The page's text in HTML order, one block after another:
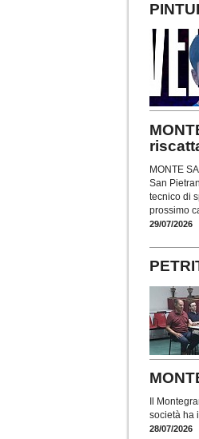
MONTE
San
tecnico di
prossimo
29/07/2026
Il
società ha
28/07/2026